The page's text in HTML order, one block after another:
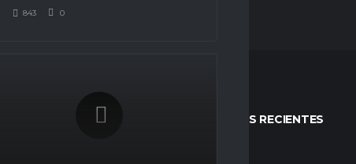
843 0
ENTRADAS RECIENTES